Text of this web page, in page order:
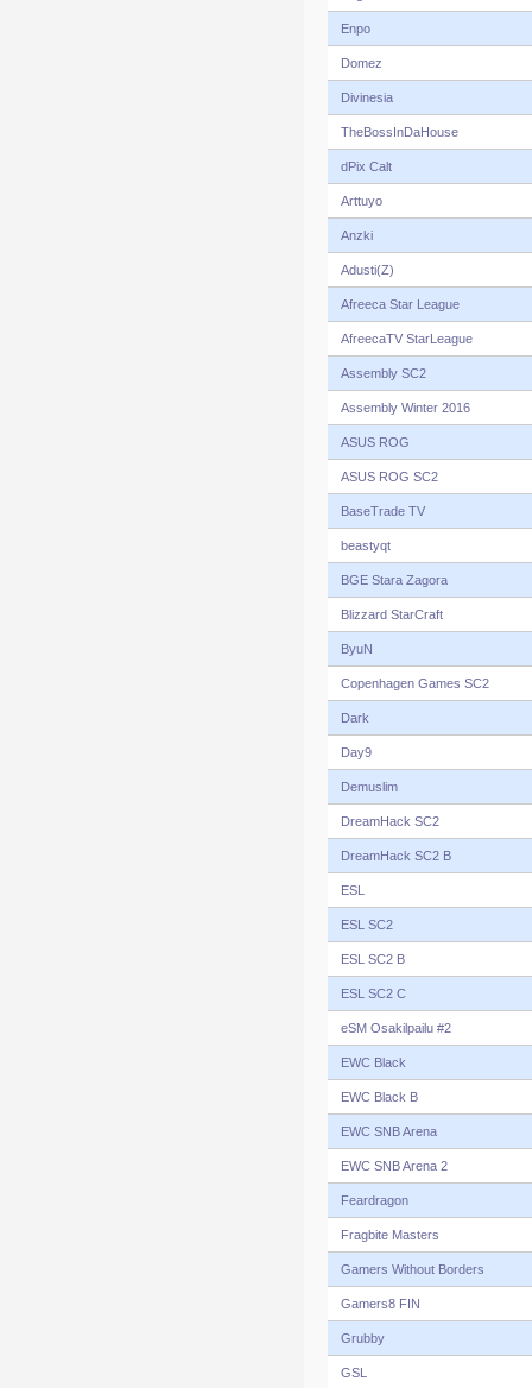
Enpo
Domez
Divinesia
TheBossInDaHouse
dPix Calt
Arttuyo
Anzki
Adusti(Z)
Afreeca Star League
AfreecaTV StarLeague
Assembly SC2
Assembly Winter 2016
ASUS ROG
ASUS ROG SC2
BaseTrade TV
beastyqt
BGE Stara Zagora
Blizzard StarCraft
ByuN
Copenhagen Games SC2
Dark
Day9
Demuslim
DreamHack SC2
DreamHack SC2 B
ESL
ESL SC2
ESL SC2 B
ESL SC2 C
eSM Osakilpailu #2
EWC Black
EWC Black B
EWC SNB Arena
EWC SNB Arena 2
Feardragon
Fragbite Masters
Gamers Without Borders
Gamers8 FIN
Grubby
GSL